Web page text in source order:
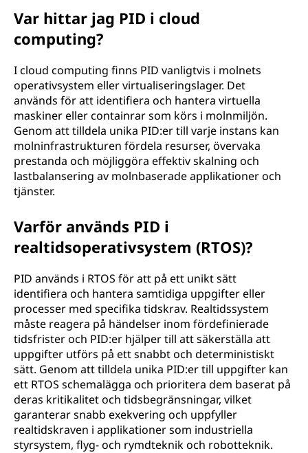
Var hittar jag PID i cloud
computing?
I cloud computing finns PID vanligtvis i molnets
operativsystem eller virtualiseringslager. Det
används för att identifiera och hantera virtuella
maskiner eller containrar som körs i molnmiljön.
Genom att tilldela unika PID:er till varje instans kan
molninfrastrukturen fördela resurser, övervaka
prestanda och möjliggöra effektiv skalning och
lastbalansering av molnbaserade applikationer och
tjänster.
Varför används PID i
realtidsoperativsystem (RTOS)?
PID används i RTOS för att på ett unikt sätt
identifiera och hantera samtidiga uppgifter eller
processer med specifika tidskrav. Realtidssystem
måste reagera på händelser inom fördefinierade
tidsfrister och PID:er hjälper till att säkerställa att
uppgifter utförs på ett snabbt och deterministiskt
sätt. Genom att tilldela unika PID:er till uppgifter kan
ett RTOS schemalägga och prioritera dem baserat på
deras kritikalitet och tidsbegränsningar, vilket
garanterar snabb exekvering och uppfyller
realtidskraven i applikationer som industriella
styrsystem, flyg- och rymdteknik och robotteknik.